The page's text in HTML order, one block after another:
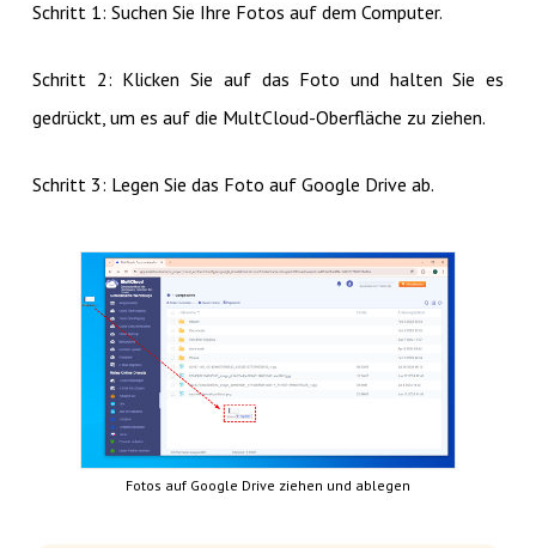
Schritt 1: Suchen Sie Ihre Fotos auf dem Computer.
Schritt 2: Klicken Sie auf das Foto und halten Sie es
gedrückt, um es auf die MultCloud-Oberfläche zu ziehen.
Schritt 3: Legen Sie das Foto auf Google Drive ab.
Fotos auf Google Drive ziehen und ablegen